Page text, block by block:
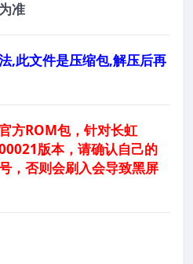
准
,此文件是压缩包,解压后再
方ROM包，针对长虹
版本，请确认自己的
，否则会刷入会导致黑屏